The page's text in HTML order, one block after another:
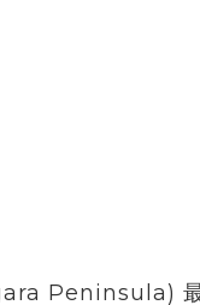
Peninsula)